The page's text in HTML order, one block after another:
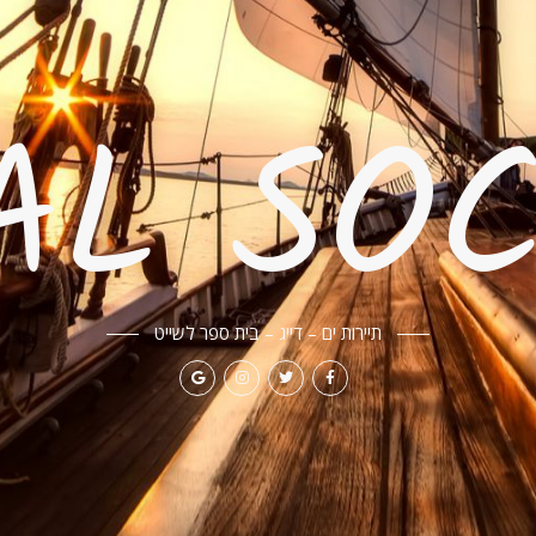
תיירות ים – דייג – בית ספר לשייט